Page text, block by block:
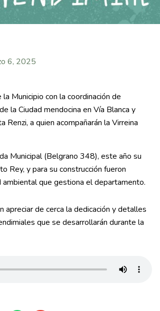
6, 2025
Municipio con la coordinación de
la Ciudad mendocina en Vía Blanca y
a quien acompañarán la Virreina
Municipal (Belgrano 348), este año su
Rey, y para su construcción fueron
que gestiona el departamento.
apreciar de cerca la dedicación y detalles
que se desarrollarán durante la